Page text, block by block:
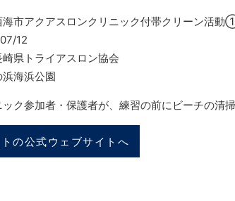
海市アクアスロンクリニック付帯クリーン活
12
県トライアスロン協会
海浜公園
ク参加者・保護者が、練習の前にビーチの清掃
の公式ウェブサイトへ